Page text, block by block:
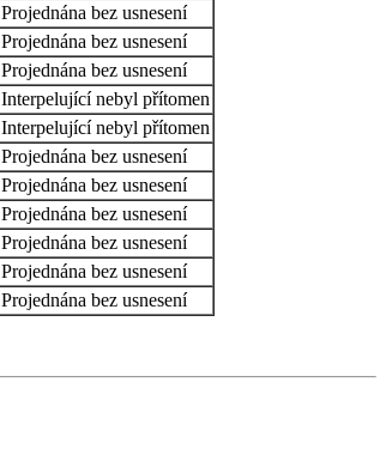
Projednána bez usnesení
Projednána bez usnesení
Projednána bez usnesení
Interpelující nebyl přítomen
Interpelující nebyl přítomen
Projednána bez usnesení
Projednána bez usnesení
Projednána bez usnesení
Projednána bez usnesení
Projednána bez usnesení
Projednána bez usnesení